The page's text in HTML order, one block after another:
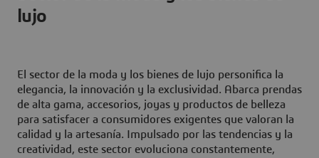
lujo
El sector de la moda y los bienes de lujo personifica la
elegancia, la innovación y la exclusividad. Abarca prendas
de alta gama, accesorios, joyas y productos de belleza
para satisfacer a consumidores exigentes que valoran la
calidad y la artesanía. Impulsado por las tendencias y la
creatividad, este sector evoluciona constantemente,